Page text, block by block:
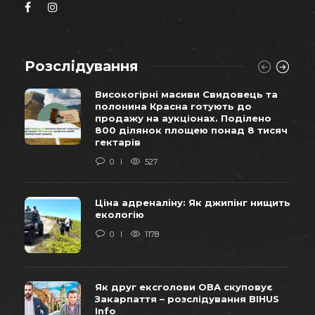
Розслідування
Високогірні масиви Свидовець та
полонина Красна готують до
продажу на аукціонах. Поділено
800 ділянок площею понад 8 тисяч
гектарів
0 527
Ціна адреналіну: Як джипінг нищить
екологію
0 1178
Як друг ексголови ОВА скуповує
Закарпаття – розслідування BIHUS
Info